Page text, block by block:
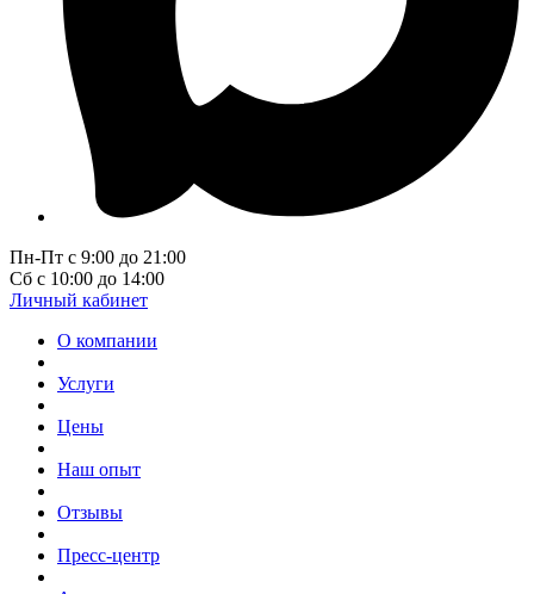
Пн-Пт с 9:00 до 21:00
Сб с 10:00 до 14:00
Личный кабинет
О компании
Услуги
Цены
Наш опыт
Отзывы
Пресс-центр